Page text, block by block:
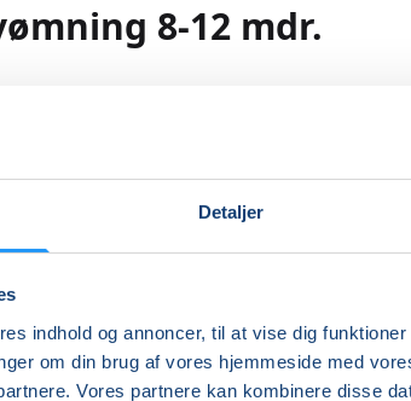
Detaljer
indhold og annoncer, til at vise dig
om din brug af vores hjemmeside med
Vores partnere kan kombinere disse
8-12 mdr.
element med træning af sikkerhed,
i vand. Trygheden højnes undervejs både
udforskes og udfordres. Vi starter roligt
så alle kan opleve glæden, styrken og
Forskellige sange indgår naturligt i